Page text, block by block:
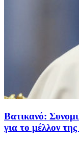
Βατικανό:
για το μέλλον